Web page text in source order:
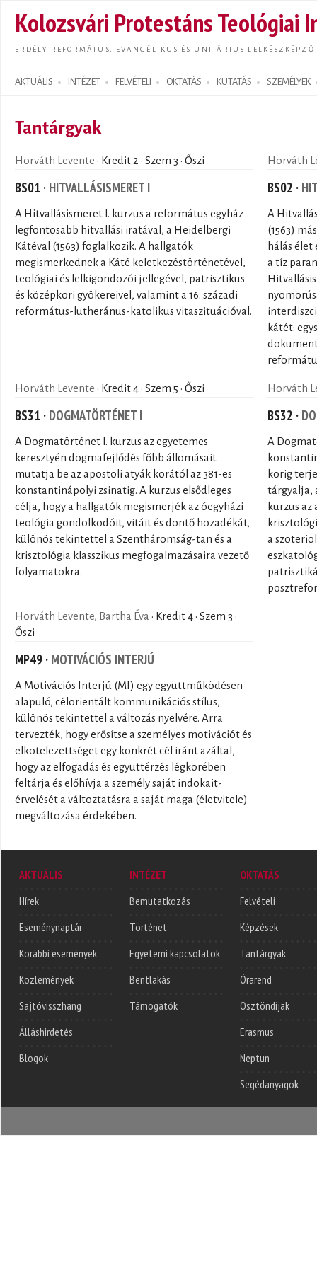
Kolozsvári Protestáns Teológiai
ERDÉLY REFORMÁTUS, EVANGÉLIKUS ÉS UNITÁRIUS LELKÉSZKÉPZŐ
AKTUÁLIS INTÉZET FELVÉTELI OKTATÁS KUTATÁS SZEMÉLYEK
Search form
Tantárgyak
Horváth Levente · Kredit 2 · Szem 3 · Őszi
BS01 · HITVALLÁSISMERET I
A Hitvallásismeret I. kurzus a református egyház
legfontosabb hitvallási iratával, a Heidelbergi
Kátéval (1563) foglalkozik. A hallgatók
megismerkednek a Káté keletkezéstörténetével,
teológiai és lelkigondozói jellegével, patrisztikus
és középkori gyökereivel, valamint a 16. századi
református-lutheránus-katolikus vitaszituációval.
Horváth
BS02 ·
A
(1563)
hálás
a tíz
kátét:
Horváth Levente · Kredit 4 · Szem 5 · Őszi
BS31 · DOGMATÖRTÉNET I
A Dogmatörténet I. kurzus az egyetemes
keresztyén dogmafejlődés főbb állomásait
mutatja be az apostoli atyák korától az 381-es
konstantinápolyi zsinatig. A kurzus elsődleges
célja, hogy a hallgatók megismerjék az óegyházi
teológia gondolkodóit, vitáit és döntő hozadékát,
különös tekintettel a Szentháromság-tan és a
krisztológia klasszikus megfogalmazásaira vezető
folyamatokra.
Horváth
BS32 ·
A
korig
tárgyalja,
kurzus
a
Horváth Levente, Bartha Éva · Kredit 4 · Szem 3 ·
Őszi
MP49 · MOTIVÁCIÓS INTERJÚ
A Motivációs Interjú (MI) egy együttműködésen
alapuló, célorientált kommunikációs stílus,
különös tekintettel a változás nyelvére. Arra
tervezték, hogy erősítse a személyes motivációt és
elkötelezettséget egy konkrét cél iránt azáltal,
hogy az elfogadás és együttérzés légkörében
feltárja és előhívja a személy saját indokait-
érvelését a változtatásra a saját maga (életvitele)
megváltozása érdekében.
AKTUÁLIS
Hírek
Eseménynaptár
Korábbi események
Közlemények
Sajtóvisszhang
Álláshirdetés
Blogok
INTÉZET
Bemutatkozás
Történet
Egyetemi kapcsolatok
Bentlakás
Támogatók
OKTATÁS
Felvételi
Képzések
Tantárgyak
Órarend
Ösztöndíjak
Erasmus
Neptun
Segédanyagok